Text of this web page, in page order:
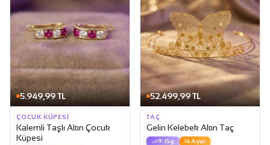
5.949,99 TL
ÇOCUK KÜPESI
Kalemli Taşlı Altın Çocuk
Küpesi
52.499,99 TL
TAÇ
Gelin Kelebek Altın Taç
9.15g
14 Ayar